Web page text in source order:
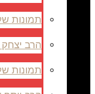
תמונות
הרב יצחק
תמונות